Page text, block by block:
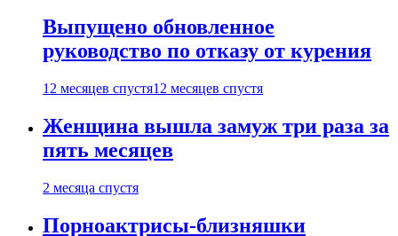
Выпущено обновленное
руководство по отказу от курения
12 месяцев спустя12 месяцев спустя
Женщина вышла замуж три раза за
пять месяцев
2 месяца спустя
Порноактрисы-близняшки